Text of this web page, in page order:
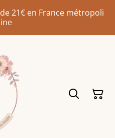
21€ en France métropoli